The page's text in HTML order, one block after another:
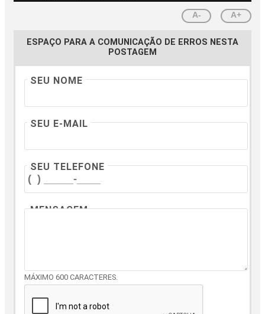
A- A+
ESPAÇO PARA A COMUNICAÇÃO DE ERROS NESTA
POSTAGEM
SEU NOME
SEU E-MAIL
SEU TELEFONE
MENSAGEM
MÁXIMO 600 CARACTERES.